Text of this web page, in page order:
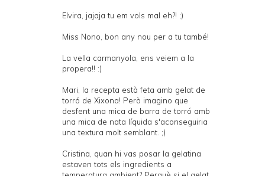
Elvira, jajaja tu em vols mal eh?! ;)
Miss Nono, bon any nou per a tu també!
La vella carmanyola, ens veiem a la
propera!! :)
Mari, la recepta està feta amb gelat de
torró de Xixona! Però imagino que
desfent una mica de barra de torró amb
una mica de nata líquida s'aconseguiria
una textura molt semblant. ;)
Cristina, quan hi vas posar la gelatina
estaven tots els ingredients a